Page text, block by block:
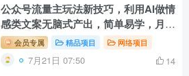
公众号流量主玩法新技巧，利用AI做情
感类文案无脑式产出，简单易学，月收
益4000+
会员专属 精品项目 网络项目
7月21日 07:50 14